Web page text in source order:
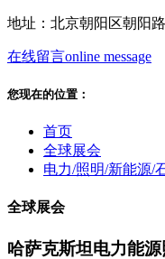
地址：北京朝阳区朝阳
在线留言online message
您现在的位置：
首页
全球展会
电力/照明/新能源/
全球展会
哈萨克斯坦电力能